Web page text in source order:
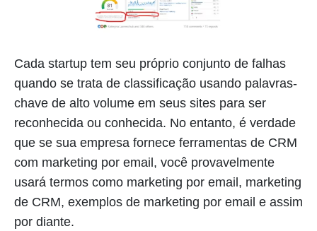
Cada startup tem seu próprio conjunto de falhas
quando se trata de classificação usando palavras-
chave de alto volume em seus sites para ser
reconhecida ou conhecida. No entanto, é verdade
que se sua empresa fornece ferramentas de CRM
com marketing por email, você provavelmente
usará termos como marketing por email, marketing
de CRM, exemplos de marketing por email e assim
por diante.